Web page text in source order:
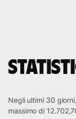
Negli ultimi 30
massimo di